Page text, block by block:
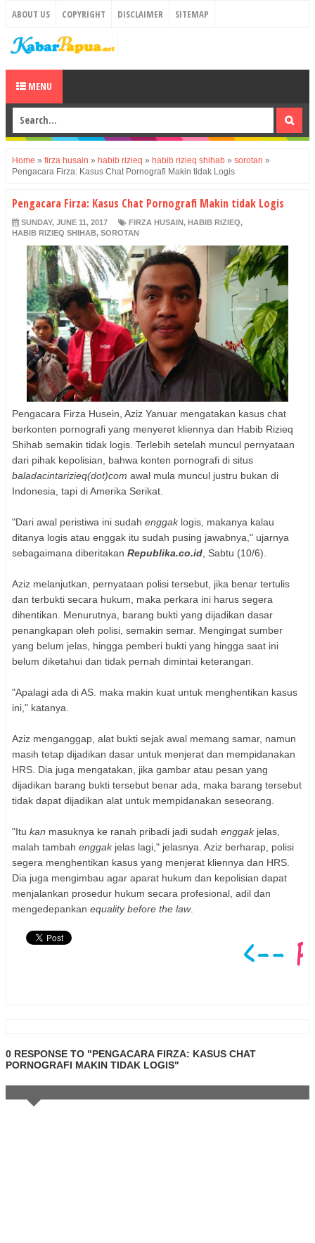
ABOUT US COPYRIGHT DISCLAIMER SITEMAP
MENU
Home » firza husain » habib rizieq » habib rizieq shihab » sorotan »
Pengacara Firza: Kasus Chat Pornografi Makin tidak Logis
Pengacara Firza: Kasus Chat Pornografi Makin tidak Logis
SUNDAY, JUNE 11, 2017 FIRZA HUSAIN, HABIB RIZIEQ,
HABIB RIZIEQ SHIHAB, SOROTAN
Pengacara Firza Husein, Aziz Yanuar mengatakan kasus chat
berkonten pornografi yang menyeret kliennya dan Habib Rizieq
Shihab semakin tidak logis. Terlebih setelah muncul pernyataan
dari pihak kepolisian, bahwa konten pornografi di situs
baladacintarizieq(dot)com awal mula muncul justru bukan di
Indonesia, tapi di Amerika Serikat.
"Dari awal peristiwa ini sudah enggaklogis, makanya kalau
ditanya logis atau enggak itu sudah pusing jawabnya," ujarnya
sebagaimana diberitakan Republika.co.id , Sabtu (10/6).
Aziz melanjutkan, pernyataan polisi tersebut, jika benar tertulis
dan terbukti secara hukum, maka perkara ini harus segera
dihentikan. Menurutnya, barang bukti yang dijadikan dasar
penangkapan oleh polisi, semakin semar. Mengingat sumber
yang belum jelas, hingga pemberi bukti yang hingga saat ini
belum diketahui dan tidak pernah dimintai keterangan.
"Apalagi ada di AS. maka makin kuat untuk menghentikan kasus
ini," katanya.
Aziz menganggap, alat bukti sejak awal memang samar, namun
masih tetap dijadikan dasar untuk menjerat dan mempidanakan
HRS. Dia juga mengatakan, jika gambar atau pesan yang
dijadikan barang bukti tersebut benar ada, maka barang tersebut
tidak dapat dijadikan alat untuk mempidanakan seseorang.
"Itu kan masuknya ke ranah pribadi jadi sudah enggakjelas,
malah tambah enggakjelas lagi," jelasnya. Aziz berharap, polisi
segera menghentikan kasus yang menjerat kliennya dan HRS.
Dia juga mengimbau agar aparat hukum dan kepolisian dapat
menjalankan prosedur hukum secara profesional, adil dan
mengedepankan equality before the law.
0 RESPONSE TO "PENGACARA FIRZA: KASUS CHAT
PORNOGRAFI MAKIN TIDAK LOGIS"